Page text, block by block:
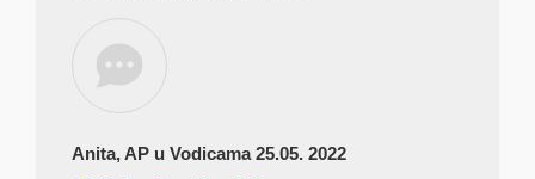
Anita, AP u Vodicama 25.05. 2022